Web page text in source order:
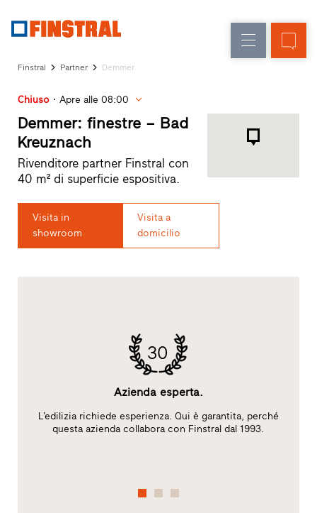
d’ingresso
Pareti
vetrate
costruzione
per
il
progettista
Programma
per
Partner
Ricerca
rivenditori
Finstral Partner Demmer
Chiuso Apre alle 08:00
Demmer: finestre – Bad
Kreuznach
Rivenditore partner Finstral con
40 m² di superficie espositiva.
Visita in
showroom
Visita a
domicilio
30
Azienda esperta.
L’edilizia richiede esperienza. Qui è garantita, perché
questa azienda collabora con Finstral dal 1993.